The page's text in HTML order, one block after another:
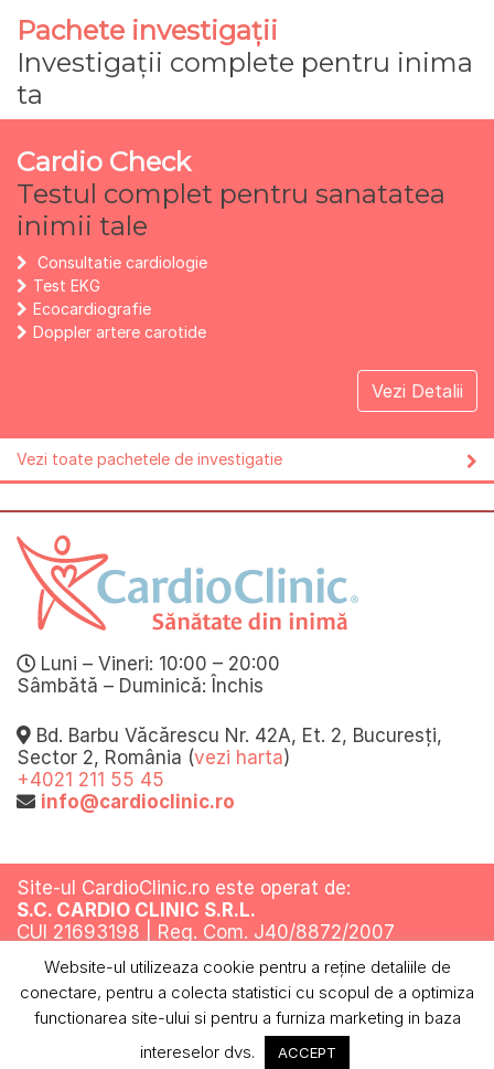
Pachete investigații
Investigații complete pentru inima
ta
Cardio Check
Testul complet pentru sanatatea
inimii tale
Consultatie cardiologie
Test EKG
Ecocardiografie
Doppler artere carotide
Vezi Detalii
Vezi toate pachetele de investigatie
Luni – Vineri: 10:00 – 20:00
Sâmbătă – Duminică: Închis
Bd. Barbu Văcărescu Nr. 42A, Et. 2, Bucuresți,
Sector 2, România (vezi harta)
+4021 211 55 45
info@cardioclinic.ro
Site-ul CardioClinic.ro este operat de:
S.C. CARDIO CLINIC S.R.L.
CUI 21693198 | Reg. Com. J40/8872/2007
Toate drepturile rezervate @ 2019
Termeni si conditii Politica de confidentialitate
Politica cookies
ANPC
Website-ul utilizeaza cookie pentru a reţine detaliile de
conectare, pentru a colecta statistici cu scopul de a optimiza
functionarea site-ului si pentru a furniza marketing in baza
intereselor dvs.
ACCEPT